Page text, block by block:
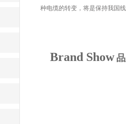
种电缆的转变，将是保持我国
Brand Show